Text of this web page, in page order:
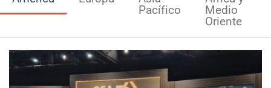
Pacífico Medio
Oriente